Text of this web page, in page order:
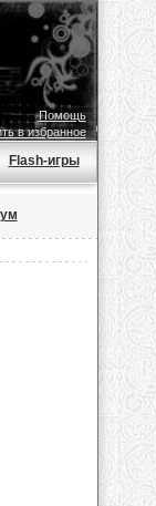
Помощь
в избранное
Flash-игры